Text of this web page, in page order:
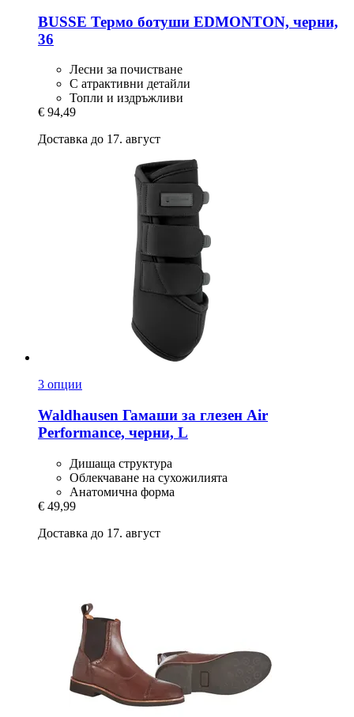
BUSSE Термо ботуши EDMONTON, черни,
36
Лесни за почистване
С атрактивни детайли
Топли и издръжливи
€ 94,49
Доставка до 17. август
3 опции
Waldhausen Гамаши за глезен Air
Performance, черни, L
Дишаща структура
Облекчаване на сухожилията
Анатомична форма
€ 49,99
Доставка до 17. август